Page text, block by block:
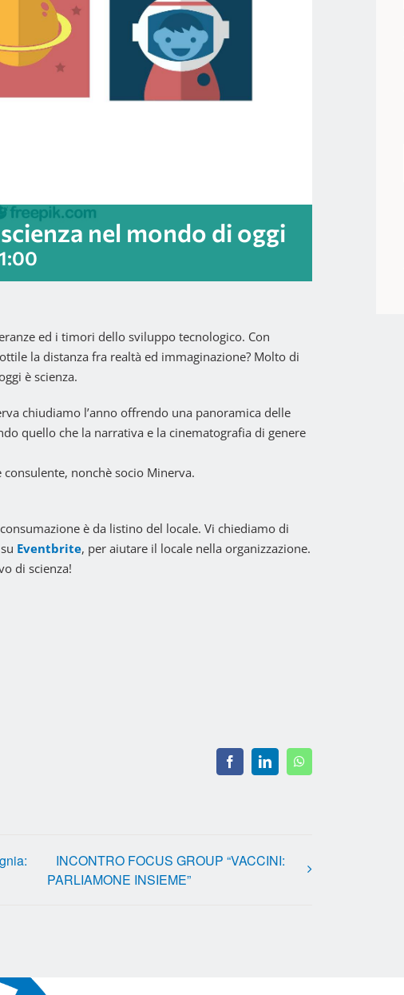
nel mondo di oggi
ed i timori dello sviluppo tecnologico. Con
la distanza fra realtà ed immaginazione? Molto di
è scienza.
chiudiamo l’anno offrendo una panoramica delle
quello che la narrativa e la cinematografia di genere
nonchè socio Minerva.
è da listino del locale. Vi chiediamo di
Eventbrite, per aiutare il locale nella organizzazione.
di scienza!
FacebookLinkedInWhatsApp
INCONTRO FOCUS GROUP “VACCINI:
PARLIAMONE INSIEME”